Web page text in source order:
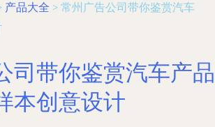
产品大全 > 常州广告公司带你鉴赏汽车
司带你鉴赏汽车产品
本创意设计